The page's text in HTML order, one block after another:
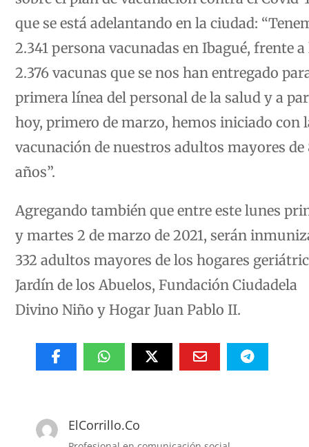
que se está adelantando en la ciudad:
2.341 persona vacunadas en Ibagué, frente a
2.376 vacunas que se nos han entregado
primera línea del personal de la salud y a
hoy, primero de marzo, hemos iniciado con
vacunación de nuestros adultos mayores de
años”.
Agregando también que entre este lunes
y martes 2 de marzo de 2021, serán
332 adultos mayores de los hogares
Jardín de los Abuelos, Fundación Ciudadela
Divino Niño y Hogar Juan Pablo II.
ElCorrillo.Co